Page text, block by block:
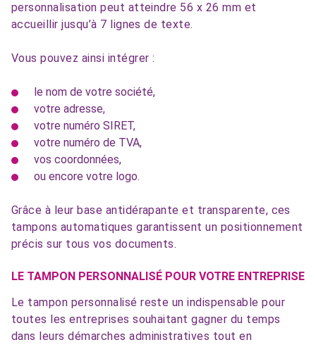
personnalisation peut atteindre 56 x 26 mm et
accueillir jusqu’à 7 lignes de texte.
Vous pouvez ainsi intégrer :
le nom de votre société,
votre adresse,
votre numéro SIRET,
votre numéro de TVA,
vos coordonnées,
ou encore votre logo.
Grâce à leur base antidérapante et transparente, ces
tampons automatiques garantissent un positionnement
précis sur tous vos documents.
LE TAMPON PERSONNALISÉ POUR VOTRE ENTREPRISE
Le tampon personnalisé reste un indispensable pour
toutes les entreprises souhaitant gagner du temps
dans leurs démarches administratives tout en